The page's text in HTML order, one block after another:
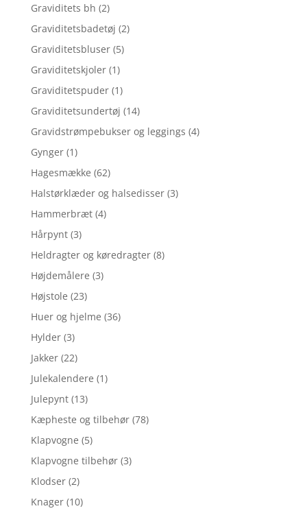
Graviditets bh (2)
Graviditetsbadetøj (2)
Graviditetsbluser (5)
Graviditetskjoler (1)
Graviditetspuder (1)
Graviditetsundertøj (14)
Gravidstrømpebukser og leggings (4)
Gynger (1)
Hagesmække (62)
Halstørklæder og halsedisser (3)
Hammerbræt (4)
Hårpynt (3)
Heldragter og køredragter (8)
Højdemålere (3)
Højstole (23)
Huer og hjelme (36)
Hylder (3)
Jakker (22)
Julekalendere (1)
Julepynt (13)
Kæpheste og tilbehør (78)
Klapvogne (5)
Klapvogne tilbehør (3)
Klodser (2)
Knager (10)